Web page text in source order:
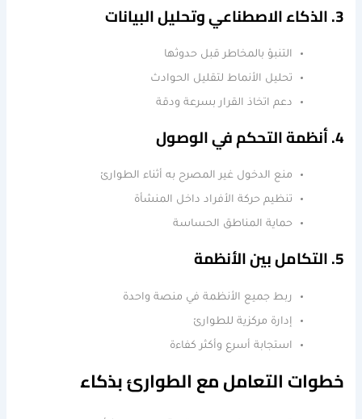
3. الذكاء الاصطناعي وتحليل البيانات
التنبؤ بالمخاطر قبل حدوثها
تحليل الأنماط لتقليل الحوادث
دعم اتخاذ القرار بسرعة ودقة
4. أنظمة التحكم في الوصول
منع الدخول غير المصرح به أثناء الطوارئ
تنظيم حركة الأفراد داخل المنشأة
حماية المناطق الحساسة
5. التكامل بين الأنظمة
ربط جميع الأنظمة في منصة واحدة
إدارة مركزية للطوارئ
استجابة أسرع وأكثر كفاءة
خطوات التعامل مع الطوارئ بذكاء